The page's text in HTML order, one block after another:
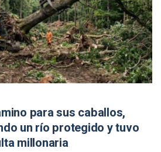
para sus caballos,
un río protegido y tuvo
millonaria